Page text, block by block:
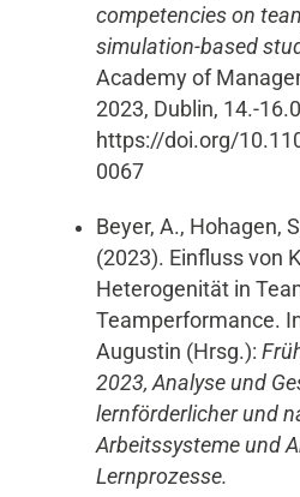
competencies on
simulation-based
Academy of
2023, Dublin, 14.-
https://doi.org/
0067
Beyer, A., Hohagen,
(2023). Einfluss von
Heterogenität in
Teamperformance.
Augustin (Hrsg.):
2023, Analyse und
lernförderlicher und
Arbeitssysteme und
Lernprozesse.